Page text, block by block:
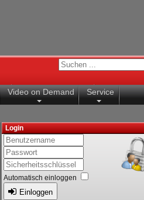
Video on Demand Service
Login
Automatisch einloggen
Einloggen